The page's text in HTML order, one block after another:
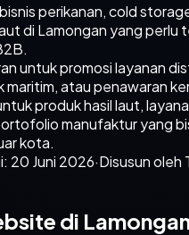
perikanan, cold
di Lamongan yang perlu
untuk promosi layanan
atau penawaran
produk hasil laut,
manufaktur yang
kota.
20 Juni 2026·Disusun oleh
di